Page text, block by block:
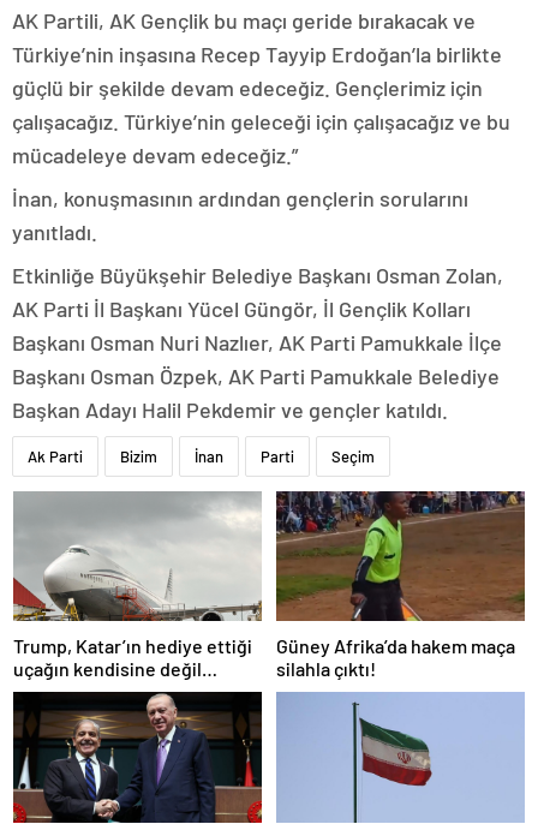
AK Partili, AK Gençlik bu maçı geride bırakacak ve
Türkiye’nin inşasına Recep Tayyip Erdoğan’la birlikte
güçlü bir şekilde devam edeceğiz. Gençlerimiz için
çalışacağız. Türkiye’nin geleceği için çalışacağız ve bu
mücadeleye devam edeceğiz.”
İnan, konuşmasının ardından gençlerin sorularını
yanıtladı.
Etkinliğe Büyükşehir Belediye Başkanı Osman Zolan,
AK Parti İl Başkanı Yücel Güngör, İl Gençlik Kolları
Başkanı Osman Nuri Nazlıer, AK Parti Pamukkale İlçe
Başkanı Osman Özpek, AK Parti Pamukkale Belediye
Başkan Adayı Halil Pekdemir ve gençler katıldı.
Ak Parti Bizim İnan Parti Seçim
Trump, Katar’ın hediye ettiği
uçağın kendisine değil
Pentagon’a verileceğini
açıkladı
Güney Afrika’da hakem maça
silahla çıktı!